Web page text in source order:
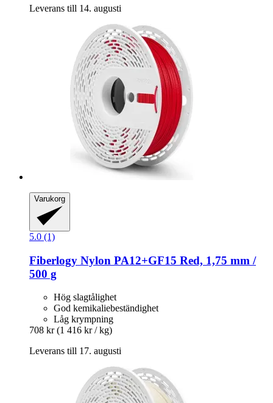
Leverans till 14. augusti
Varukorg
5.0 (1)
Fiberlogy Nylon PA12+GF15 Red, 1,75 mm /
500 g
Hög slagtålighet
God kemikaliebeständighet
Låg krympning
708 kr (1 416 kr / kg)
Leverans till 17. augusti